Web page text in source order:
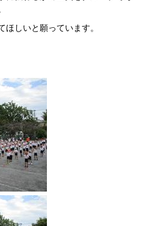
しいと願っています。